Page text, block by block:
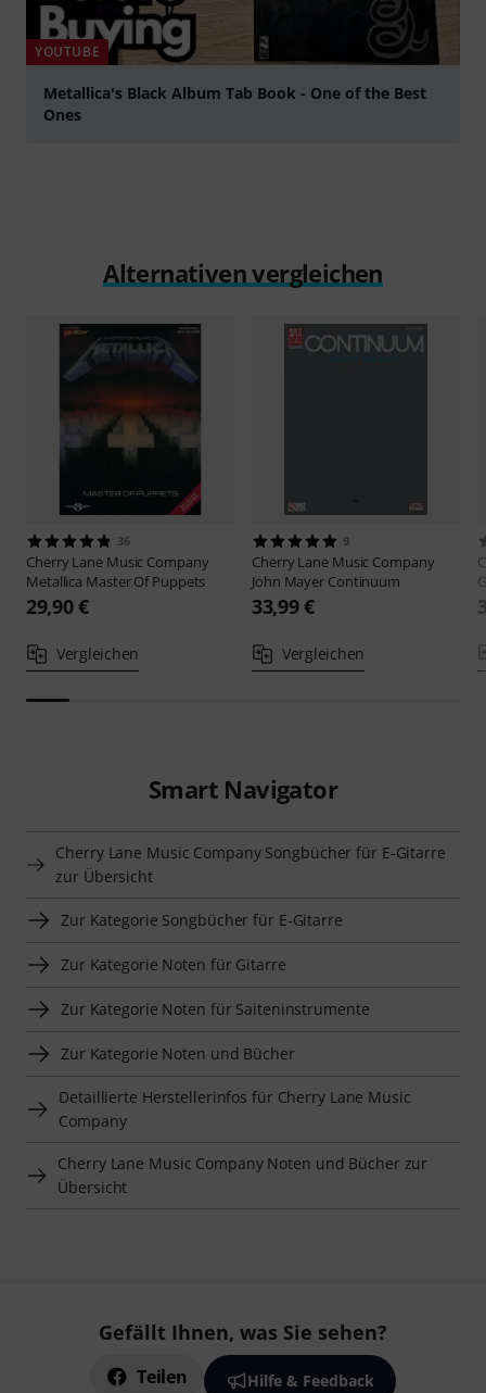
YOUTUBE
Metallica's Black Album Tab Book - One of the Best
Ones
Alternativen vergleichen
36
Cherry Lane Music Company
Metallica Master Of Puppets
29,90 €
Vergleichen
9
Cherry Lane Music Company
John Mayer Continuum
33,99 €
Vergleichen
Smart Navigator
Cherry Lane Music Company Songbücher für E-Gitarre
zur Übersicht
Zur Kategorie Songbücher für E-Gitarre
Zur Kategorie Noten für Gitarre
Zur Kategorie Noten für Saiteninstrumente
Zur Kategorie Noten und Bücher
Detaillierte Herstellerinfos für Cherry Lane Music
Company
Cherry Lane Music Company Noten und Bücher zur
Übersicht
Gefällt Ihnen, was Sie sehen?
Teilen Hilfe & Feedback